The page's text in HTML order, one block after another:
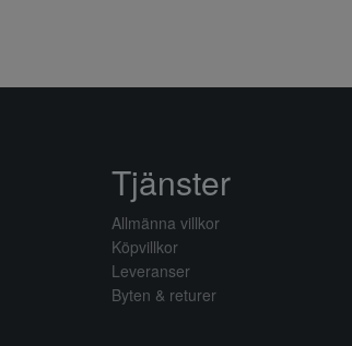
Tjänster
Allmänna villkor
Köpvillkor
Leveranser
Byten & returer